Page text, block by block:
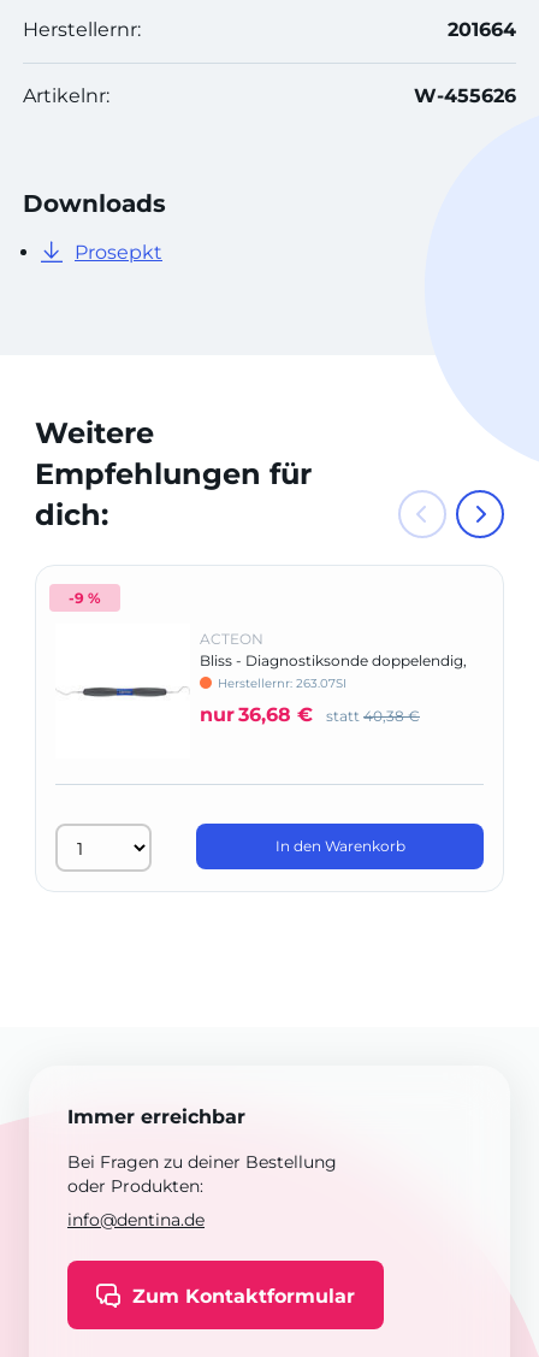
Herstellernr: 201664
Artikelnr: W-455626
Downloads
Prosepkt
Weitere
Empfehlungen für
dich:
-9 %
ACTEON
Bliss - Diagnostiksonde doppelendig,
mit Silikongriff
Herstellernr: 263.07SI
nur36,68 € statt 40,38 €
In den Warenkorb
Immer erreichbar
Bei Fragen zu deiner Bestellung
oder Produkten:
info@dentina.de
Zum Kontaktformular